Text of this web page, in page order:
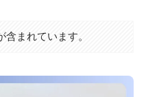
まれています。